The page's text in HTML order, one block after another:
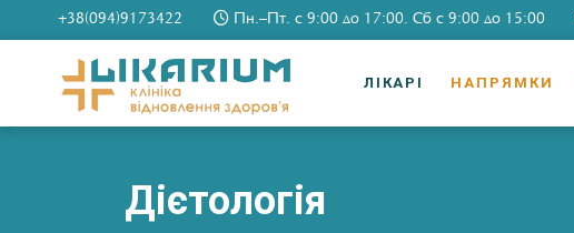
+38(094)9173422 Пн.–Пт. c 9:00 до 17:00. Сб c 9:00 до 15:00
ЛІКАРІ НАПРЯМКИ
Дієтологія